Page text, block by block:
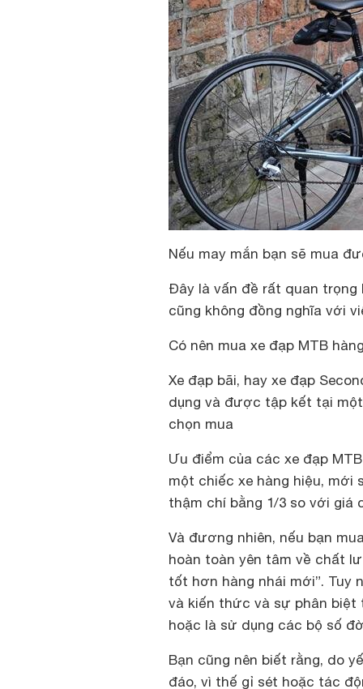
Nếu may mắn bạn sẽ mua
Đây là vấn đề rất quan trọng
cũng không đồng nghĩa với
Có nên mua xe đạp MTB
Xe đạp bãi, hay xe đạp
dụng và được tập kết tại
chọn mua
Ưu điểm của các xe đạp
một chiếc xe hàng hiệu,
thậm chí bằng 1/3 so với giá
Và đương nhiên, nếu bạn
hoàn toàn yên tâm về chất
tốt hơn hàng nhái mới”. Tuy
và kiến thức và sự phân biệt
hoặc là sử dụng các bộ số
Bạn cũng nên biết rằng, do
đáo, vì thế gỉ sét hoặc tác